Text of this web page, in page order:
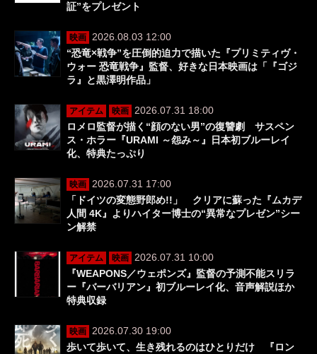
証”をプレゼント
映画 2026.08.03 12:00
“恐竜×戦争”を圧倒的迫力で描いた『プリミティヴ・
ウォー 恐竜戦争』監督、好きな日本映画は「『ゴジ
ラ』と黒澤明作品」
アイテム 映画 2026.07.31 18:00
ロメロ監督が描く“顔のない男”の復讐劇 サスペン
ス・ホラー『URAMI ～怨み～』日本初ブルーレイ
化、特典たっぷり
映画 2026.07.31 17:00
「ドイツの変態野郎め!!」 クリアに蘇った『ムカデ
人間 4K』よりハイター博士の“異常なプレゼン”シー
ン解禁
アイテム 映画 2026.07.31 10:00
『WEAPONS／ウェポンズ』監督の予測不能スリラ
ー『バーバリアン』初ブルーレイ化、音声解説ほか
特典収録
映画 2026.07.30 19:00
歩いて歩いて、生き残れるのはひとりだけ 『ロン